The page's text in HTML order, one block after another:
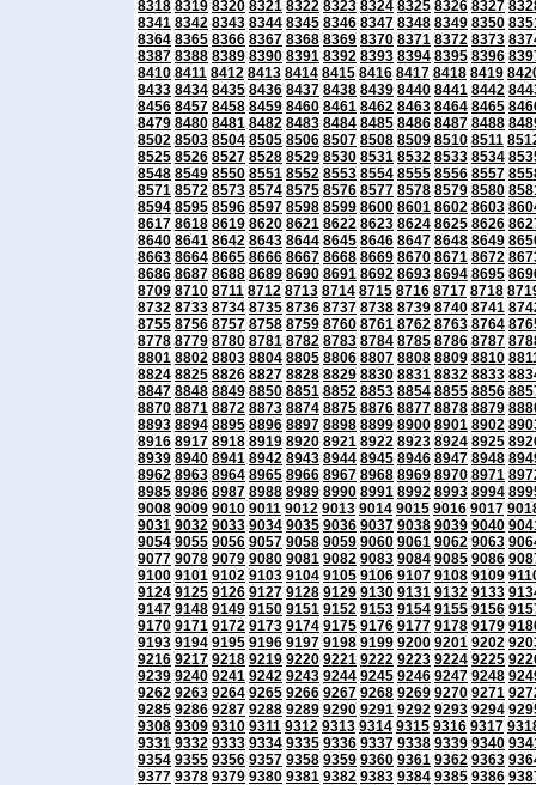
8318 8319 8320 8321 8322 8323 8324 8325 8326 8327
8341 8342 8343 8344 8345 8346 8347 8348 8349 8350
8364 8365 8366 8367 8368 8369 8370 8371 8372 8373
8387 8388 8389 8390 8391 8392 8393 8394 8395 8396
8410 8411 8412 8413 8414 8415 8416 8417 8418 8419
8433 8434 8435 8436 8437 8438 8439 8440 8441 8442
8456 8457 8458 8459 8460 8461 8462 8463 8464 8465
8479 8480 8481 8482 8483 8484 8485 8486 8487 8488
8502 8503 8504 8505 8506 8507 8508 8509 8510 8511
8525 8526 8527 8528 8529 8530 8531 8532 8533 8534
8548 8549 8550 8551 8552 8553 8554 8555 8556 8557
8571 8572 8573 8574 8575 8576 8577 8578 8579 8580
8594 8595 8596 8597 8598 8599 8600 8601 8602 8603
8617 8618 8619 8620 8621 8622 8623 8624 8625 8626
8640 8641 8642 8643 8644 8645 8646 8647 8648 8649
8663 8664 8665 8666 8667 8668 8669 8670 8671 8672
8686 8687 8688 8689 8690 8691 8692 8693 8694 8695
8709 8710 8711 8712 8713 8714 8715 8716 8717 8718
8732 8733 8734 8735 8736 8737 8738 8739 8740 8741
8755 8756 8757 8758 8759 8760 8761 8762 8763 8764
8778 8779 8780 8781 8782 8783 8784 8785 8786 8787
8801 8802 8803 8804 8805 8806 8807 8808 8809 8810
8824 8825 8826 8827 8828 8829 8830 8831 8832 8833
8847 8848 8849 8850 8851 8852 8853 8854 8855 8856
8870 8871 8872 8873 8874 8875 8876 8877 8878 8879
8893 8894 8895 8896 8897 8898 8899 8900 8901 8902
8916 8917 8918 8919 8920 8921 8922 8923 8924 8925
8939 8940 8941 8942 8943 8944 8945 8946 8947 8948
8962 8963 8964 8965 8966 8967 8968 8969 8970 8971
8985 8986 8987 8988 8989 8990 8991 8992 8993 8994
9008 9009 9010 9011 9012 9013 9014 9015 9016 9017
9031 9032 9033 9034 9035 9036 9037 9038 9039 9040
9054 9055 9056 9057 9058 9059 9060 9061 9062 9063
9077 9078 9079 9080 9081 9082 9083 9084 9085 9086
9100 9101 9102 9103 9104 9105 9106 9107 9108 9109
9124 9125 9126 9127 9128 9129 9130 9131 9132 9133
9147 9148 9149 9150 9151 9152 9153 9154 9155 9156
9170 9171 9172 9173 9174 9175 9176 9177 9178 9179
9193 9194 9195 9196 9197 9198 9199 9200 9201 9202
9216 9217 9218 9219 9220 9221 9222 9223 9224 9225
9239 9240 9241 9242 9243 9244 9245 9246 9247 9248
9262 9263 9264 9265 9266 9267 9268 9269 9270 9271
9285 9286 9287 9288 9289 9290 9291 9292 9293 9294
9308 9309 9310 9311 9312 9313 9314 9315 9316 9317
9331 9332 9333 9334 9335 9336 9337 9338 9339 9340
9354 9355 9356 9357 9358 9359 9360 9361 9362 9363
9377 9378 9379 9380 9381 9382 9383 9384 9385 9386